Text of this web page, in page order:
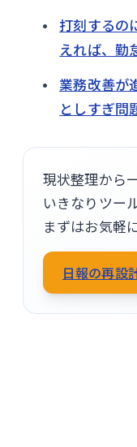
打刻するの
えれば、勤
業務改善が
としすぎ問
現状整理から
いきなりツー
まずはお気軽
日報の再設